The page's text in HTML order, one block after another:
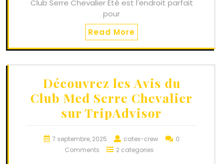
Club Serre Chevalier Été est l’endroit parfait
pour
Read More
Découvrez les Avis du
Club Med Serre Chevalier
sur TripAdvisor
7 septembre, 2025 catex-crew
0
Comments
2 categories